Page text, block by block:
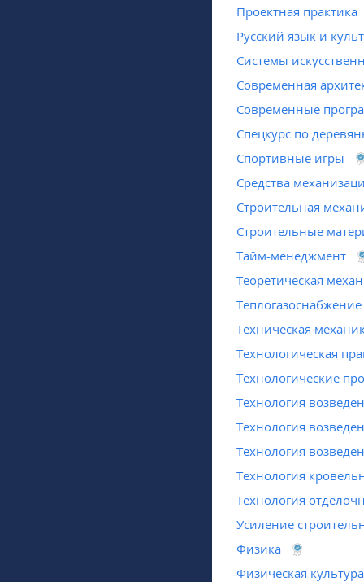
Проектная практика
Русский язык и
Системы
Современная
Современные
Спецкурс по
Спортивные игры
Средства
Строительная
Строительные
Тайм-менеджмент
Теоретическая
Техническая
Технологическая
Технологические
Технология
Технология
Технология
Технология
Технология
Усиление
Физика
Физическая